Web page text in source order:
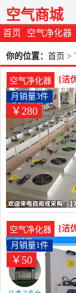
首页 空气净化器
空气商城
你的位置： 首页 >
空气净化器
[洁
系
￥280
月销量3件
空气净化器
[洁
千
￥50
月销量1件